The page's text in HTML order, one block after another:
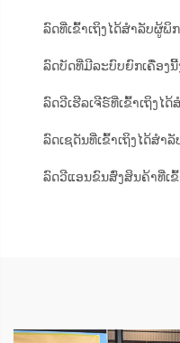
ລົດທີ່ເຂົ້າເຖິງໄດ້ສຳລັບຜູ້ພິ
ລົດບັດທີ່ມີລະບົບຍົກເຄື່ອງນີ້
ລົດວີເຮີລເຈີຣ໌ທີ່ເຂົ້າເຖິງໄ
ລົດເຊດັນທີ່ເຂົ້າເຖິງໄດ້ສຳລັ
ລົດວີແອນຂົນສົ່ງສິນຄ້າທີ່ເຂົ້